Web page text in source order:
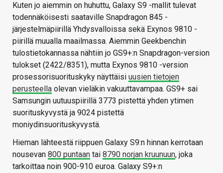
Kuten jo aiemmin on huhuttu, Galaxy S9 -mallit tulevat
todennäköisesti saataville Snapdragon 845 -
järjestelmäpiirillä Yhdysvalloissa sekä Exynos 9810 -
piirillä muualla maailmassa. Aiemmin Geekbenchin
tulostietokannassa nähtiin jo GS9+:n Snapdragon-version
tulokset (2422/8351), mutta Exynos 9810 -version
prosessorisuorituskyky näyttäisi uusien tietojen
perusteella olevan vieläkin vakuuttavampaa. GS9+ sai
Samsungin uutuuspiirillä 3773 pistettä yhden ytimen
suorituskyvystä ja 9024 pistettä
moniydinsuorituskyvystä.
Hieman lähteestä riippuen Galaxy S9:n hinnan kerrotaan
nousevan 800 puntaan tai 8790 norjan kruunuun, joka
tarkoittaa noin 900-910 euroa. Galaxy S9+:n